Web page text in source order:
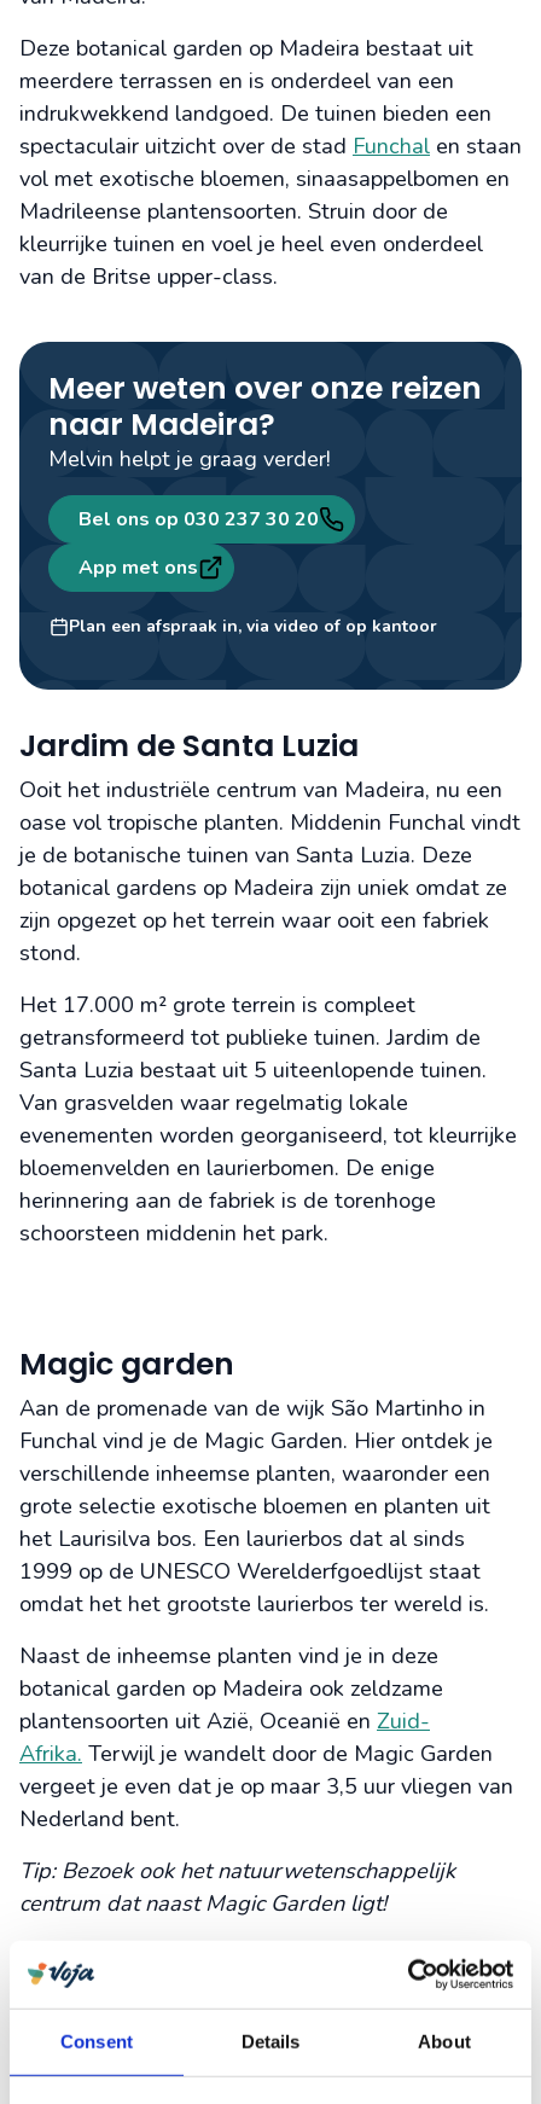
Consent Details About
Deze botanical garden op Madeira bestaat uit
meerdere terrassen en is onderdeel van een
indrukwekkend landgoed. De tuinen bieden een
spectaculair uitzicht over de stad Funchal en staan
vol met exotische bloemen, sinaasappelbomen en
Madrileense plantensoorten. Struin door de
kleurrijke tuinen en voel je heel even onderdeel
van de Britse upper-class.
Meer weten over onze reizen
naar Madeira?
Melvin helpt je graag verder!
Bel ons op 030 237 30 20
App met ons
Plan een afspraak in, via video of op kantoor
Melvin
Travel designer
Jardim de Santa Luzia
Ooit het industriële centrum van Madeira, nu een
oase vol tropische planten. Middenin Funchal vindt
je de botanische tuinen van Santa Luzia. Deze
botanical gardens op Madeira zijn uniek omdat ze
zijn opgezet op het terrein waar ooit een fabriek
stond.
Het 17.000 m² grote terrein is compleet
getransformeerd tot publieke tuinen. Jardim de
Santa Luzia bestaat uit 5 uiteenlopende tuinen.
Van grasvelden waar regelmatig lokale
evenementen worden georganiseerd, tot kleurrijke
bloemenvelden en laurierbomen. De enige
herinnering aan de fabriek is de torenhoge
schoorsteen middenin het park.
Magic garden
Aan de promenade van de wijk São Martinho in
Funchal vind je de Magic Garden. Hier ontdek je
verschillende inheemse planten, waaronder een
grote selectie exotische bloemen en planten uit
het Laurisilva bos. Een laurierbos dat al sinds
1999 op de UNESCO Werelderfgoedlijst staat
omdat het het grootste laurierbos ter wereld is.
Naast de inheemse planten vind je in deze
botanical garden op Madeira ook zeldzame
plantensoorten uit Azië, Oceanië en Zuid-
Afrika. Terwijl je wandelt door de Magic Garden
vergeet je even dat je op maar 3,5 uur vliegen van
Nederland bent.
Tip: Bezoek ook het natuurwetenschappelijk
centrum dat naast Magic Garden ligt!